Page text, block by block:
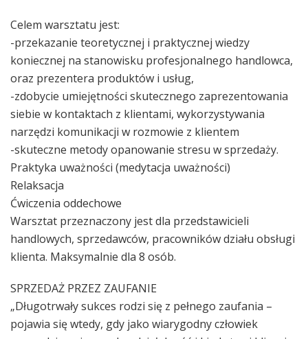
Celem warsztatu jest:
-przekazanie teoretycznej i praktycznej wiedzy
koniecznej na stanowisku profesjonalnego handlowca,
oraz prezentera produktów i usług,
-zdobycie umiejętności skutecznego zaprezentowania
siebie w kontaktach z klientami, wykorzystywania
narzędzi komunikacji w rozmowie z klientem
-skuteczne metody opanowanie stresu w sprzedaży.
Praktyka uważności (medytacja uważności)
Relaksacja
Ćwiczenia oddechowe
Warsztat przeznaczony jest dla przedstawicieli
handlowych, sprzedawców, pracowników działu obsługi
klienta. Maksymalnie dla 8 osób.
SPRZEDAŻ PRZEZ ZAUFANIE
„Długotrwały sukces rodzi się z pełnego zaufania –
pojawia się wtedy, gdy jako wiarygodny człowiek